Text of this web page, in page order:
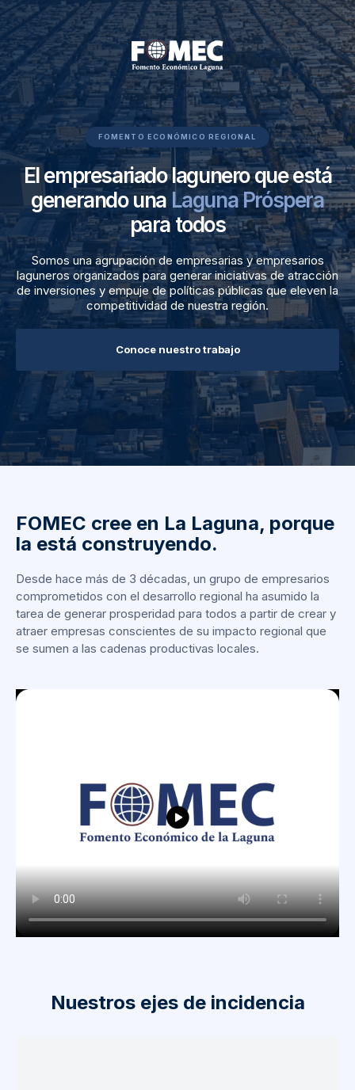
Ir
al
contenido
FOMENTO ECONÓMICO REGIONAL
El empresariado lagunero que está
generando una Laguna Próspera
para todos
Somos una agrupación de empresarias y empresarios
laguneros organizados para generar iniciativas de atracción
de inversiones y empuje de políticas públicas que eleven la
competitividad de nuestra región.
Conoce nuestro trabajo
FOMEC cree en La Laguna, porque
la está construyendo.
Desde hace más de 3 décadas, un grupo de empresarios
comprometidos con el desarrollo regional ha asumido la
tarea de generar prosperidad para todos a partir de crear y
atraer empresas conscientes de su impacto regional que
se sumen a las cadenas productivas locales.
Nuestros ejes de incidencia